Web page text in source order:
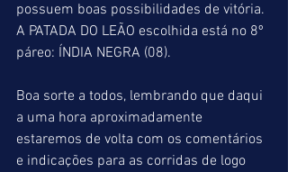
possuem boas possibilidades de vitória.
A PATADA DO LEÃO escolhida está no 8º
páreo: ÍNDIA NEGRA (08).
Boa sorte a todos, lembrando que daqui
a uma hora aproximadamente
estaremos de volta com os comentários
e indicações para as corridas de logo